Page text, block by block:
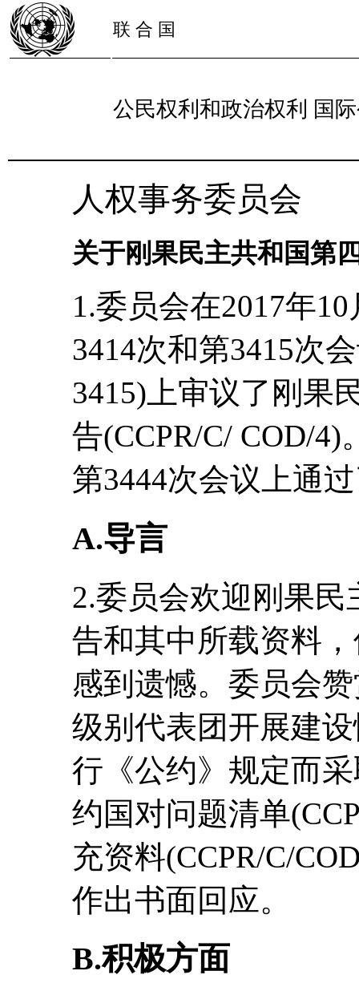
联 合 国
公民权利和政治权利 国
人权事务委员会
关于刚果民主共和国第
1.委员会在2017年
3414次和第3415次
3415)上审议了刚果
告(CCPR/C/ COD/4)
第3444次会议上通
A.导言
2.委员会欢迎刚果
告和其中所载资料
感到遗憾。委员会
级别代表团开展建
行《公约》规定而
约国对问题清单
充资料(CCPR/C/
作出书面回应。
B.积极方面